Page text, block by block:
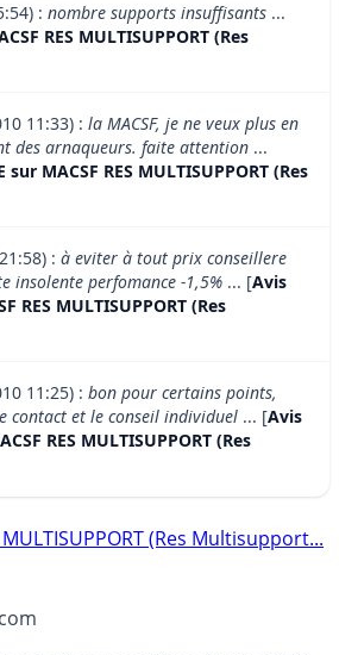
: nombre supports insuffisants ...
RES MULTISUPPORT (Res
11:33) : la MACSF, je ne veux plus en
des arnaqueurs. faite attention ...
sur MACSF RES MULTISUPPORT (Res
: à eviter à tout prix conseillere
insolente perfomance -1,5% ... [Avis
RES MULTISUPPORT (Res
11:25) : bon pour certains points,
contact et le conseil individuel ... [Avis
RES MULTISUPPORT (Res
MULTISUPPORT (Res Multisupport...